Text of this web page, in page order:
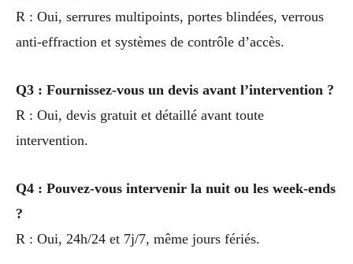
R : Oui, serrures multipoints, portes blindées, verrous
anti-effraction et systèmes de contrôle d’accès.
Q3 : Fournissez-vous un devis avant l’intervention ?
R : Oui, devis gratuit et détaillé avant toute
intervention.
Q4 : Pouvez-vous intervenir la nuit ou les week-ends
?
R : Oui, 24h/24 et 7j/7, même jours fériés.